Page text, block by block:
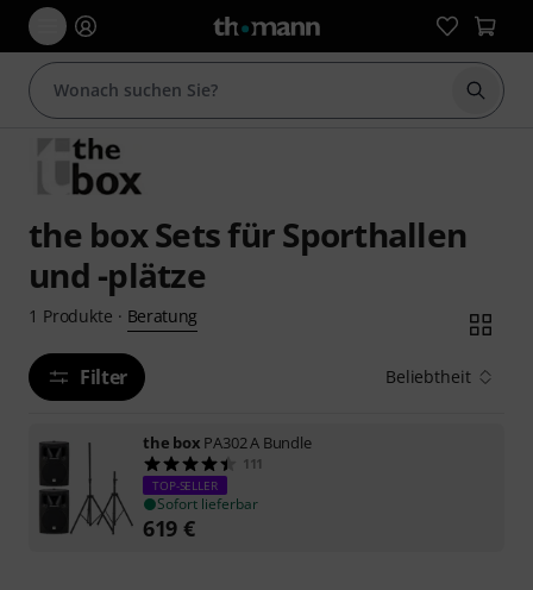
Suche
the box Sets für Sporthallen
und -plätze
1 Produkte · Beratung
Filter Beliebtheit
the box PA302 A Bundle
111
TOP-SELLER
Sofort lieferbar
619 €